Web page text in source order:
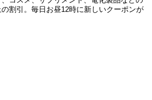
割引。毎日お昼12時に新しいクーポンが